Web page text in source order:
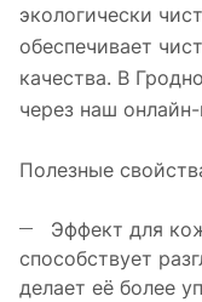
экологически
обеспечивает
качества. В
через наш онлайн-
Полезные
Эффект для
способствует
делает её более